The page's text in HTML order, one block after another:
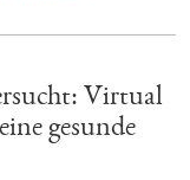
Virtual
gesunde